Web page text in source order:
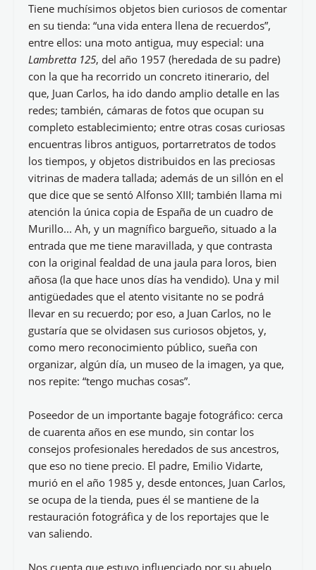
Tiene muchísimos objetos bien curiosos de comentar
en su tienda: “una vida entera llena de recuerdos”,
entre ellos: una moto antigua, muy especial: una
Lambretta 125, del año 1957 (heredada de su padre)
con la que ha recorrido un concreto itinerario, del
que, Juan Carlos, ha ido dando amplio detalle en las
redes; también, cámaras de fotos que ocupan su
completo establecimiento; entre otras cosas curiosas
encuentras libros antiguos, portarretratos de todos
los tiempos, y objetos distribuidos en las preciosas
vitrinas de madera tallada; además de un sillón en el
que dice que se sentó Alfonso XIII; también llama mi
atención la única copia de España de un cuadro de
Murillo... Ah, y un magnífico bargueño, situado a la
entrada que me tiene maravillada, y que contrasta
con la original fealdad de una jaula para loros, bien
añosa (la que hace unos días ha vendido). Una y mil
antigüedades que el atento visitante no se podrá
llevar en su recuerdo; por eso, a Juan Carlos, no le
gustaría que se olvidasen sus curiosos objetos, y,
como mero reconocimiento público, sueña con
organizar, algún día, un museo de la imagen, ya que,
nos repite: “tengo muchas cosas”.
Poseedor de un importante bagaje fotográfico: cerca
de cuarenta años en ese mundo, sin contar los
consejos profesionales heredados de sus ancestros,
que eso no tiene precio. El padre, Emilio Vidarte,
murió en el año 1985 y, desde entonces, Juan Carlos,
se ocupa de la tienda, pues él se mantiene de la
restauración fotográfica y de los reportajes que le
van saliendo.
Nos cuenta que estuvo influenciado por su abuelo